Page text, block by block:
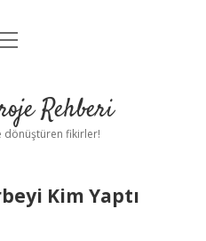
UyarıRehberi
dönüştüren fikirler!
Kim Yaptı